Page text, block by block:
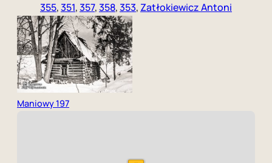
355,351,357,358,353, Zatłokiewicz Antoni
Maniowy 197